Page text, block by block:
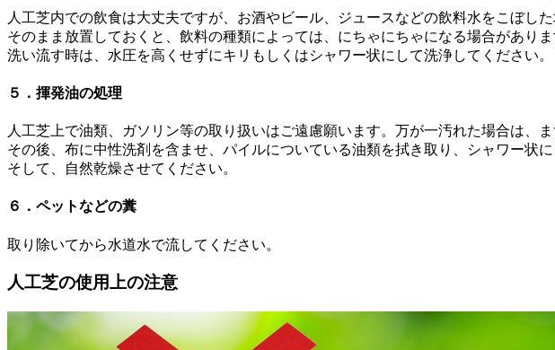
人工芝内での飲食は大丈夫ですが、お酒やビール、ジュースなどの飲料水をこぼし
そのまま放置しておくと、飲料の種類によっては、にちゃにちゃになる場合がありま
洗い流す時は、水圧を高くせずにキリもしくはシャワー状にして洗浄してください。
５．揮発油の処理
人工芝上で油類、ガソリン等の取り扱いはご遠慮願います。万が一汚れた場合は、ま
その後、布に中性洗剤を含ませ、パイルについている油類を拭き取り、シャワー状に
そして、自然乾燥させてください。
６．ペットなどの糞
取り除いてから水道水で流してください。
人工芝の使用上の注意